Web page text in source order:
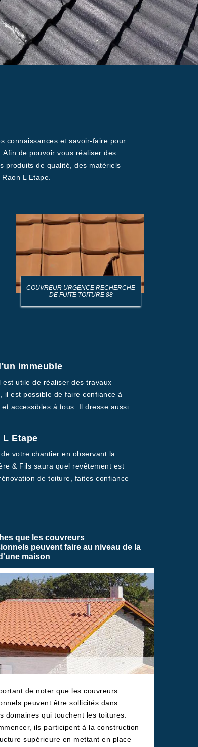
connaissances et savoir-faire pour
de pouvoir vous réaliser des
produits de qualité, des matériels
L Etape.
COUVREUR URGENCE RECHERCHE
DE FUITE TOITURE 88
immeuble
utile de réaliser des travaux
il est possible de faire confiance à
accessibles à tous. Il dresse aussi
Etape
votre chantier en observant la
& Fils saura quel revêtement est
de toiture, faites confiance
que les couvreurs
peuvent faire au niveau de la
maison
de noter que les couvreurs
peuvent être sollicités dans
domaines qui touchent les toitures.
ils participent à la construction
supérieure en mettant en place